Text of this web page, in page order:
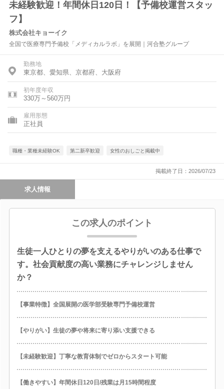
未経験歓迎！年間休日120日！【予備校運営スタッ
フ】
株式会社キョーイク
全国で医療専門予備校「メディカルラボ」を展開｜河合塾グループ
勤務地
東京都、愛知県、京都府、大阪府
初年度年収
330万～560万円
雇用形態
正社員
職種・業種未経験OK 第二新卒歓迎 女性のおしごと掲載中
掲載終了日：2026/07/23
求人情報
この求人のポイント
生徒一人ひとりの夢を支えるやりがいのある仕事で
す。社会貢献度の高い業務にチャレンジしません
か？
【事業特徴】全国展開の医学部受験専門予備校運営
【やりがい】生徒の夢や将来に寄り添い支援できる
【未経験歓迎】丁寧な教育体制でゼロからスタート可能
【働きやすい】年間休日120日/残業は月15時間程度